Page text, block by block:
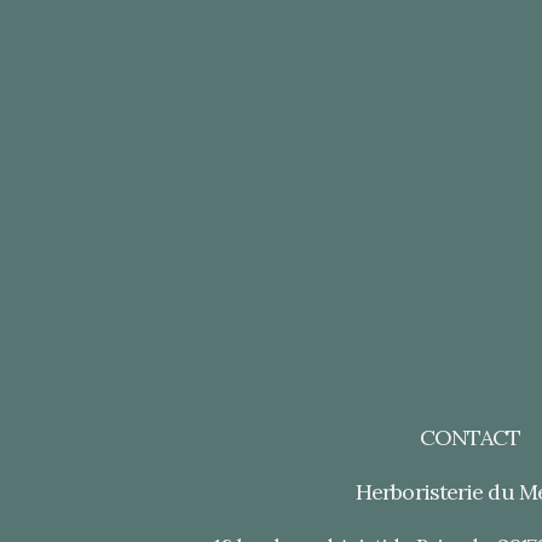
CONTACT
Herboristerie du